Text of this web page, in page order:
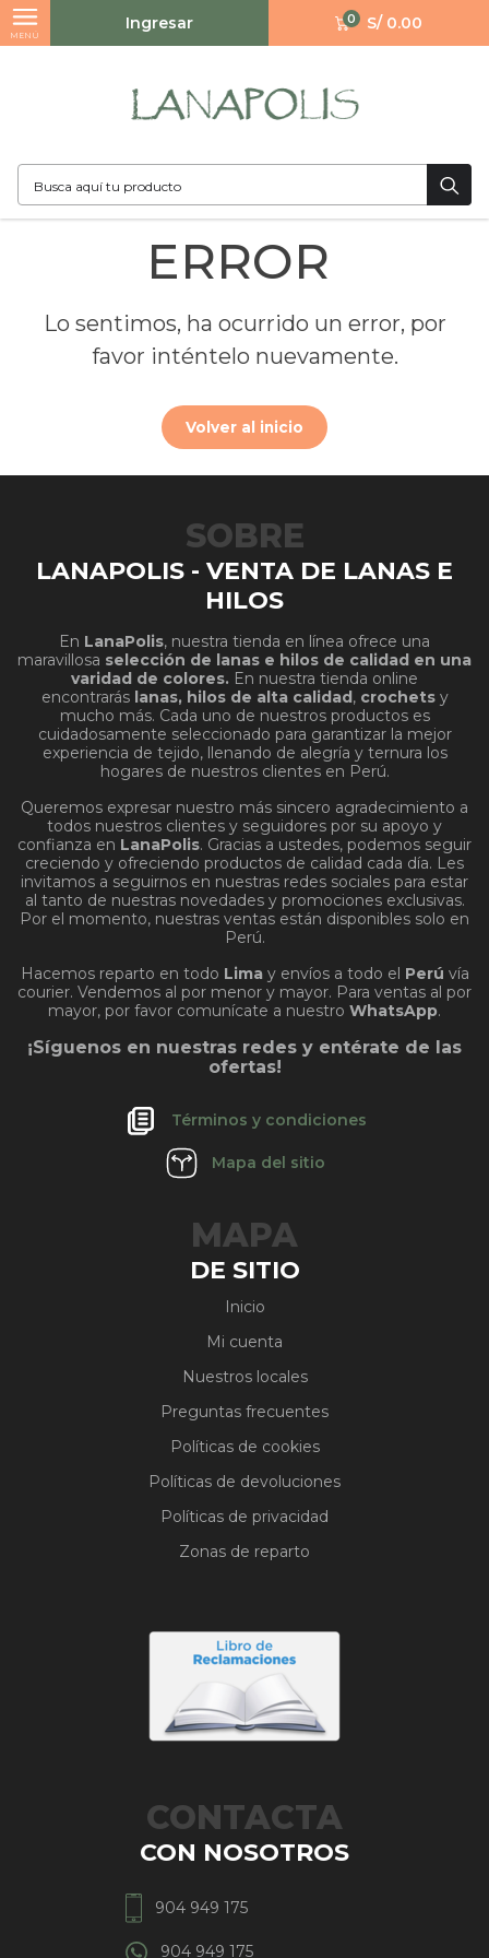
MENÚ
Ingresar 0 S/ 0.00
ERROR
Lo sentimos, ha ocurrido un error, por
favor inténtelo nuevamente.
Volver al inicio
SOBRE
LANAPOLIS - VENTA DE LANAS E
HILOS
En LanaPolis, nuestra tienda en línea ofrece una
maravillosa selección de lanas e hilos de calidad en una
varidad de colores. En nuestra tienda online
encontrarás lanas, hilos de alta calidad, crochets y
mucho más. Cada uno de nuestros productos es
cuidadosamente seleccionado para garantizar la mejor
experiencia de tejido, llenando de alegría y ternura los
hogares de nuestros clientes en Perú.
Queremos expresar nuestro más sincero agradecimiento a
todos nuestros clientes y seguidores por su apoyo y
confianza en LanaPolis. Gracias a ustedes, podemos seguir
creciendo y ofreciendo productos de calidad cada día. Les
invitamos a seguirnos en nuestras redes sociales para estar
al tanto de nuestras novedades y promociones exclusivas.
Por el momento, nuestras ventas están disponibles solo en
Perú.
Hacemos reparto en todo Lima y envíos a todo el Perú vía
courier. Vendemos al por menor y mayor. Para ventas al por
mayor, por favor comunícate a nuestro WhatsApp.
¡Síguenos en nuestras redes y entérate de las
ofertas!
Términos y condiciones
Mapa del sitio
MAPA
DE SITIO
Inicio
Mi cuenta
Nuestros locales
Preguntas frecuentes
Políticas de cookies
Políticas de devoluciones
Políticas de privacidad
Zonas de reparto
CONTACTA
CON NOSOTROS
904 949 175
904 949 175